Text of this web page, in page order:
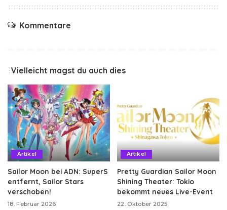
Kommentare
Vielleicht magst du auch dies
Artikel
Sailor Moon bei ADN: SuperS
entfernt, Sailor Stars
verschoben!
18. Februar 2026
Artikel
Pretty Guardian Sailor Moon
Shining Theater: Tokio
bekommt neues Live-Event
22. Oktober 2025